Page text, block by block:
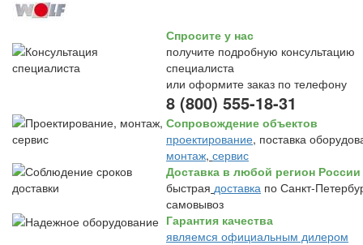
Спросите у нас
получите подробную консультацию
специалиста
или оформите заказ по телефону
8 (800) 555-18-31
Сопровождение объектов
проектирование, поставка
монтаж, сервис
Доставка в любой регион России
быстрая доставка по Санкт-
самовывоз
Гарантия качества
являемся официальным дилером